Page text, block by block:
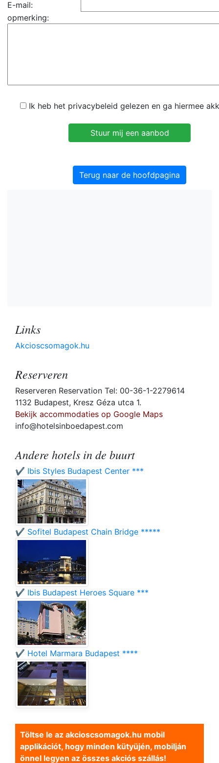
E-mail:
opmerking:
Ik heb het privacybeleid gelezen en ga hiermee
Terug naar de hoofdpagina
Links
Akcioscsomagok.hu
Reserveren
Reserveren Reservation Tel: 00-36-1-2279614
1132 Budapest, Kresz Géza utca 1.
Bekijk accommodaties op Google Maps
info@hotelsinboedapest.com
Andere hotels in de buurt
✔️ Ibis Styles Budapest Center ***
✔️ Sofitel Budapest Chain Bridge *****
✔️ Ibis Budapest Heroes Square ***
✔️ Hotel Marmara Budapest ****
Töltse le az akcioscsomagok.hu mobil
applikációt, hogy minden kütyüjén, mobilján
önnel legyen az összes akciós szállás!